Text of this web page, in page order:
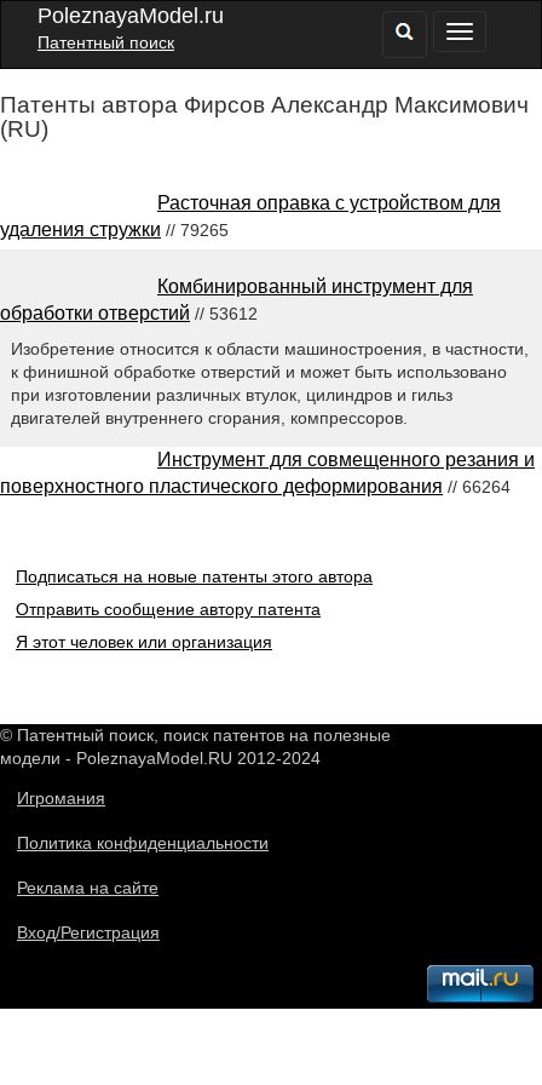
PoleznayaModel.ru
Патентный поиск
Патенты автора Фирсов Александр Максимович
(RU)
Расточная оправка с устройством для
удаления стружки // 79265
Комбинированный инструмент для
обработки отверстий // 53612
Изобретение относится к области машиностроения, в частности,
к финишной обработке отверстий и может быть использовано
при изготовлении различных втулок, цилиндров и гильз
двигателей внутреннего сгорания, компрессоров.
Инструмент для совмещенного резания и
поверхностного пластического деформирования // 66264
Подписаться на новые патенты этого автора
Отправить сообщение автору патента
Я этот человек или организация
© Патентный поиск, поиск патентов на полезные
модели - PoleznayaModel.RU 2012-2024
Игромания
Политика конфиденциальности
Реклама на сайте
Вход/Регистрация